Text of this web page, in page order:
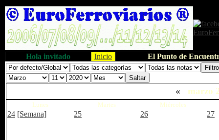
Hola invitado Inicio El Punto de
« marzo
Lunes Martes Miércoles
24 [Semana] 25 26 27